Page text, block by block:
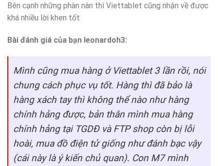
Bên cạnh những phàn nàn thì Viettablet cũng nhận về được
khá nhiều lời khen tốt
Bài đánh giá của bạn leonardoh3:
Mình cũng mua hàng ở Viettablet 3 lần rồi, nói
chung cách phục vụ tốt. Hàng thì đã bảo là
hàng xách tay thì không thể nào như hàng
chính hảng được, bản thân mình mua hàng
chính hảng tại TGDĐ và FTP shop còn bị lỗi
hoài, mua đồ điện tử giống như đánh bạc vậy
(cái này là ý kiến chủ quan). Con M7 mình